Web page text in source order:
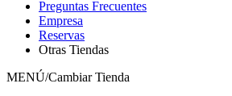
Preguntas Frecuentes
Empresa
Reservas
Otras Tiendas
MENÚ/Cambiar Tienda